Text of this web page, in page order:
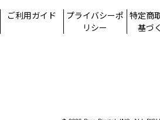
ご利用ガイド
プライバシーポ
リシー
特定商
基づ